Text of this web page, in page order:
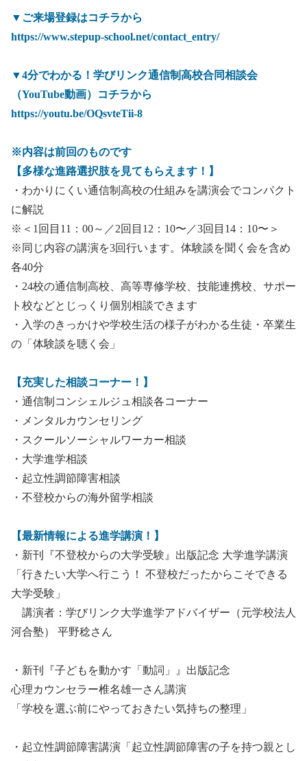
▼ご来場登録はコチラから
https://www.stepup-school.net/contact_entry/
▼4分でわかる！学びリンク通信制高校合同相談会
（YouTube動画）コチラから
https://youtu.be/OQsvteTii-8
※内容は前回のものです
【多様な進路選択肢を見てもらえます！】
・わかりにくい通信制高校の仕組みを講演会でコンパクト
に解説
※＜1回目11：00～／2回目12：10〜／3回目14：10〜＞
※同じ内容の講演を3回行います。体験談を聞く会を含め
各40分
・24校の通信制高校、高等専修学校、技能連携校、サポー
ト校などとじっくり個別相談できます
・入学のきっかけや学校生活の様子がわかる生徒・卒業生
の「体験談を聴く会」
【充実した相談コーナー！】
・通信制コンシェルジュ相談各コーナー
・メンタルカウンセリング
・スクールソーシャルワーカー相談
・大学進学相談
・起立性調節障害相談
・不登校からの海外留学相談
【最新情報による進学講演！】
・新刊『不登校からの大学受験』出版記念 大学進学講演
「行きたい大学へ行こう！ 不登校だったからこそできる
大学受験」
講演者：学びリンク大学進学アドバイザー（元学校法人
河合塾） 平野稔さん
・新刊『子どもを動かす「動詞」』出版記念
心理カウンセラー椎名雄一さん講演
「学校を選ぶ前にやっておきたい気持ちの整理」
・起立性調節障害講演「起立性調節障害の子を持つ親とし